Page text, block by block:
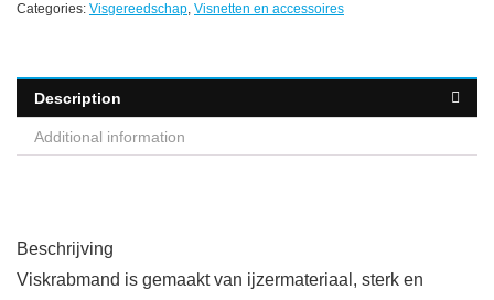
Categories: Visgereedschap, Visnetten en accessoires
Description
Additional information
Beschrijving
Viskrabmand is gemaakt van ijzermateriaal, sterk en